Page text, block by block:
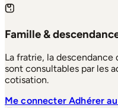
Famille &
La fratrie, la
sont consultables par les
cotisation.
Me connecterAdhérer